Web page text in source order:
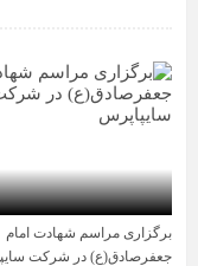
1 سال قبل
برگزاری مراسم شهادت امام
جعفرصادق(ع) در شرکت